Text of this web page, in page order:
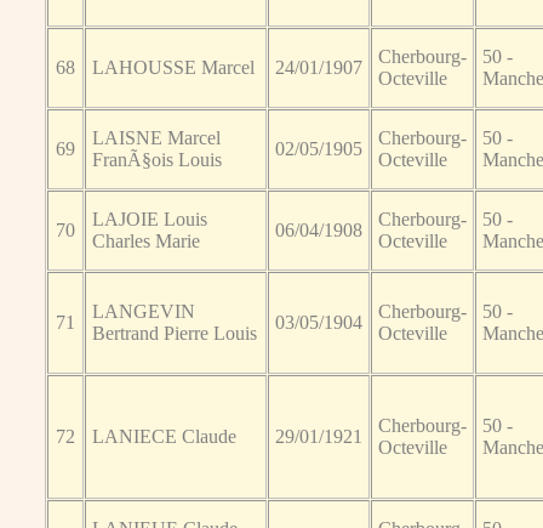
68 LAHOUSSE Marcel 24/01/1907
Cherbourg-
Octeville
50 -
Manche
69
LAISNE Marcel
FranÃ§ois Louis
02/05/1905
Cherbourg-
Octeville
50 -
Manche
70
LAJOIE Louis
Charles Marie
06/04/1908
Cherbourg-
Octeville
50 -
Manche
71
LANGEVIN
Bertrand Pierre Louis
03/05/1904
Cherbourg-
Octeville
50 -
Manche
72 LANIECE Claude 29/01/1921
Cherbourg-
Octeville
50 -
Manche